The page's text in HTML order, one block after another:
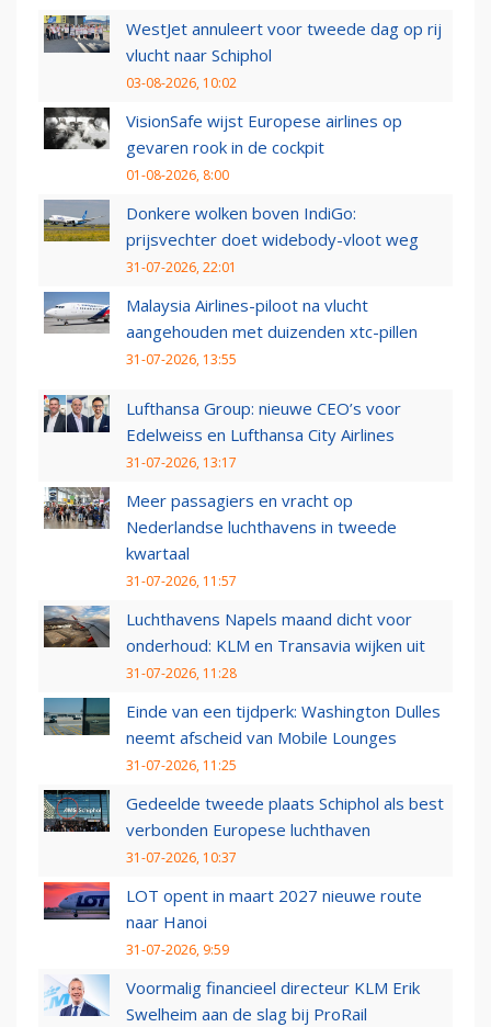
WestJet annuleert voor tweede dag op rij
vlucht naar Schiphol
03-08-2026, 10:02
VisionSafe wijst Europese airlines op
gevaren rook in de cockpit
01-08-2026, 8:00
Donkere wolken boven IndiGo:
prijsvechter doet widebody-vloot weg
31-07-2026, 22:01
Malaysia Airlines-piloot na vlucht
aangehouden met duizenden xtc-pillen
31-07-2026, 13:55
Lufthansa Group: nieuwe CEO’s voor
Edelweiss en Lufthansa City Airlines
31-07-2026, 13:17
Meer passagiers en vracht op
Nederlandse luchthavens in tweede
kwartaal
31-07-2026, 11:57
Luchthavens Napels maand dicht voor
onderhoud: KLM en Transavia wijken uit
31-07-2026, 11:28
Einde van een tijdperk: Washington Dulles
neemt afscheid van Mobile Lounges
31-07-2026, 11:25
Gedeelde tweede plaats Schiphol als best
verbonden Europese luchthaven
31-07-2026, 10:37
LOT opent in maart 2027 nieuwe route
naar Hanoi
31-07-2026, 9:59
Voormalig financieel directeur KLM Erik
Swelheim aan de slag bij ProRail